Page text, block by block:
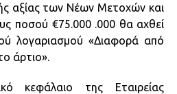
αξίας των Νέων Μετοχών και
ποσού €75.000 .000 θα αχθεί
λογαριασμού «Διαφορά από
άρτιο».
κεφάλαιο της Εταιρείας